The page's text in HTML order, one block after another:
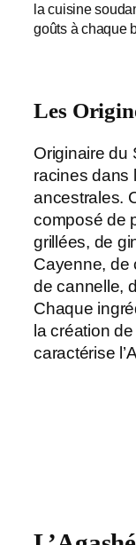
la cuisine
goûts à chaque
Les
Originaire du
racines dans
ancestrales.
composé de
grillées, de
Cayenne, de
de cannelle,
Chaque
la création
caractérise